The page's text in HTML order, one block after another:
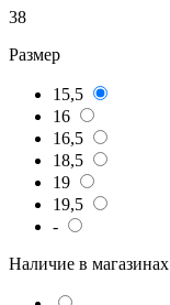
38
Размер
15,5
16
16,5
18,5
19
19,5
-
Наличие в магазинах